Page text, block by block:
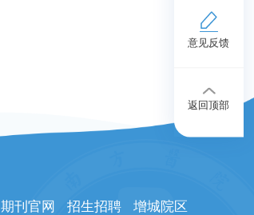
期刊官网 招生招聘 增城院区
意见反馈
返回顶部